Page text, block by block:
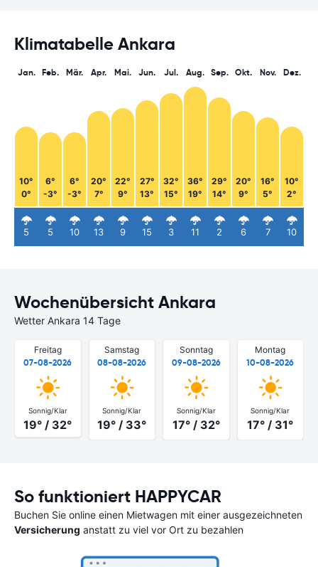
Klimatabelle Ankara
Jan.
10°
0°
5
Feb.
6°
-3°
5
Mär.
6°
-3°
10
Apr.
20°
7°
13
Mai.
22°
9°
9
Jun.
27°
13°
15
Jul.
32°
15°
3
Aug.
36°
19°
11
Sep.
29°
14°
2
Okt.
20°
9°
6
Nov.
16°
5°
7
Dez.
10°
2°
10
Wochenübersicht Ankara
Wetter Ankara 14 Tage
Freitag
07-08-2026
Sonnig/Klar
19° / 32°
Samstag
08-08-2026
Sonnig/Klar
19° / 33°
Sonntag
09-08-2026
Sonnig/Klar
17° / 32°
Montag
10-08-2026
Sonnig/Klar
17° / 31°
So funktioniert HAPPYCAR
Buchen Sie online einen Mietwagen mit einer ausgezeichneten
Versicherung anstatt zu viel vor Ort zu bezahlen